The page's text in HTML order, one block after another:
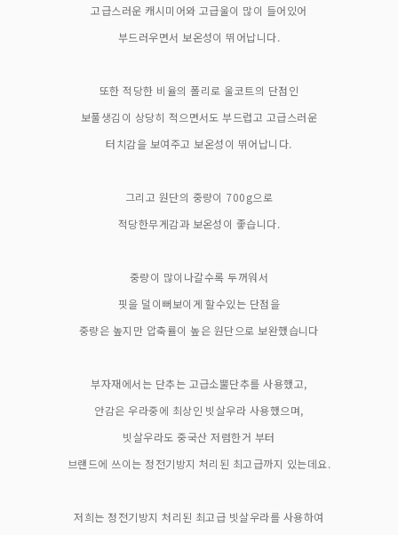
고급스러운 캐시미어와 고급울이 많이 들어있어
부드러우면서 보온성이 뛰어납니다.
또한 적당한 비율의 폴리로 울코트의 단점인
보풀생김이 상당히 적으면서도 부드럽고 고급스러운
터치감을 보여주고 보온성이 뛰어납니다.
그리고 원단의 중량이 700g으로
적당한무게감과 보온성이 좋습니다.
중량이 많이나갈수록 두꺼워서
핏을 덜이뻐보이게 할수있는 단점을
중량은 높지만 압축률이 높은 원단으로 보완했습니다
부자재에서는 단추는 고급소뿔단추를 사용했고,
안감은 우라중에 최상인 빗살우라 사용했으며,
빗살우라도 중국산 저렴한거 부터
브랜드에 쓰이는 정전기방지 처리된 최고급까지 있는데요.
저희는 정전기방지 처리된 최고급 빗살우라를 사용하여